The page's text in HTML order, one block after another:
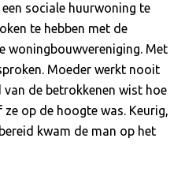
sociale huurwoning te
te hebben met de
woningbouwvereniging. Met
Moeder werkt nooit
van de betrokkenen wist hoe
op de hoogte was. Keurig,
kwam de man op het